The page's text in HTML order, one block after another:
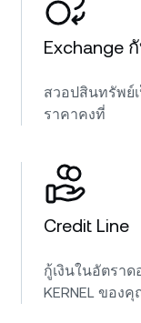
Exchange
สวอปสินทรัพย์เ
ราคาคงที่
Credit Line
กู้เงินในอัตราด
KERNEL ของ